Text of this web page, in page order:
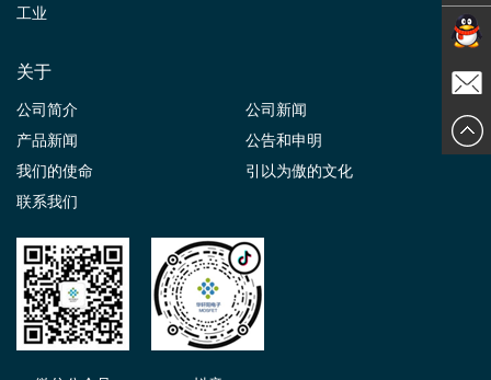
工业
关于
公司简介
公司新闻
产品新闻
公告和申明
我们的使命
引以为傲的文化
联系我们
在线交
谈
发送邮